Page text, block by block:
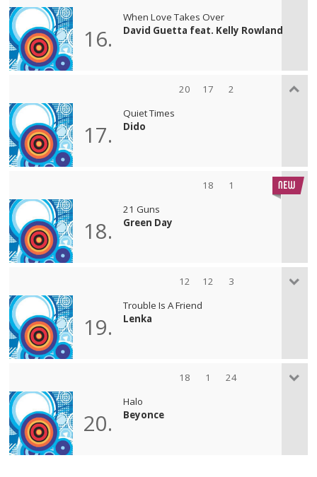
16.
When Love Takes Over
David Guetta feat. Kelly Rowland
20 17 2
17.
Quiet Times
Dido
18 1
18.
21 Guns
Green Day
12 12 3
19.
Trouble Is A Friend
Lenka
18 1 24
20.
Halo
Beyonce